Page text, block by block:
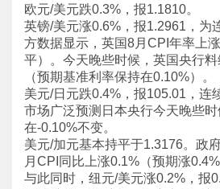
欧元/美元跌0.3%，报1.1810。
英镑/美元涨0.6%，报1.2961，为
方数据显示，英国8月CPI年率上
平）。今天晚些时候，英国央行
（预期基准利率保持在0.10%）。
美元/日元跌0.4%，报105.01，连
市场广泛预测日本央行今天晚些
在-0.10%不变。
美元/加元基本持平于1.3176。政
月CPI同比上涨0.1%（预期涨0.4%
与此同时，纽元/美元涨0.2%，报